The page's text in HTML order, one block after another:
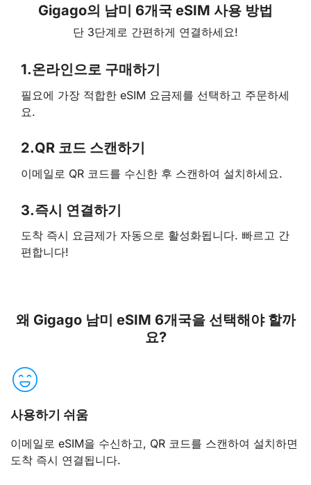
Gigago의 남미 6개국 eSIM 사용 방법
단 3단계로 간편하게 연결하세요!
1.온라인으로 구매하기
필요에 가장 적합한 eSIM 요금제를 선택하고 주문하세
요.
2.QR 코드 스캔하기
이메일로 QR 코드를 수신한 후 스캔하여 설치하세요.
3.즉시 연결하기
도착 즉시 요금제가 자동으로 활성화됩니다. 빠르고 간
편합니다!
왜 Gigago 남미 eSIM 6개국을 선택해야 할까
요?
사용하기 쉬움
이메일로 eSIM을 수신하고, QR 코드를 스캔하여 설치하면
도착 즉시 연결됩니다.